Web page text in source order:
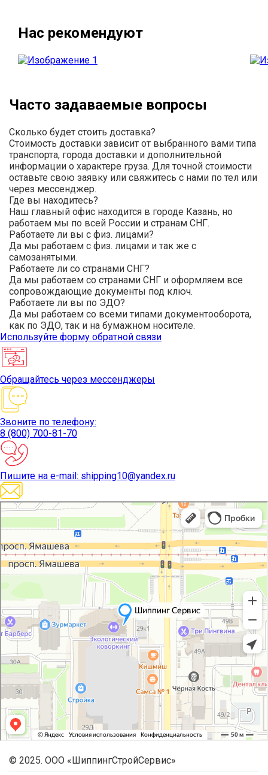
Нас рекомендуют
Часто задаваемые вопросы
Сколько будет стоить доставка?
Стоимость доставки зависит от выбранного вами типа
транспорта, города доставки и дополнительной
информации о характере груза. Для точной стоимости
оставьте свою заявку или свяжитесь с нами по тел или
через мессенджер.
Где вы находитесь?
Наш главный офис находится в городе Казань, но
работаем мы по всей России и странам СНГ.
Работаете ли вы с физ. лицами?
Да мы работаем с физ. лицами и так же с
самозанятыми.
Работаете ли со странами СНГ?
Да мы работаем со странами СНГ и оформляем все
сопровождающие документы под ключ.
Работаете ли вы по ЭДО?
Да мы работаем со всеми типами документооборота,
как по ЭДО, так и на бумажном носителе.
Используйте форму обратной связи
Обращайтесь через мессенджеры
Звоните по телефону:
8 (800) 700-81-70
Пишите на e-mail: shipping10@yandex.ru
© 2025. ООО «ШиппингСтройСервис»